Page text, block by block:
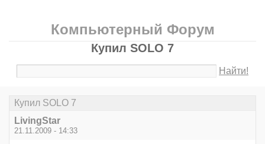
Компьютерный Форум
Купил SOLO 7
Найти!
Купил SOLO 7
LivingStar
21.11.2009 - 14:33